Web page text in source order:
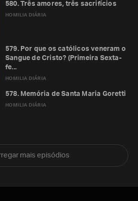
HOMILIA DIÁRIA
580. Três amores, três sacrifícios
HOMILIA DIÁRIA
579. Por que os católicos veneram o
Sangue de Cristo? (Primeira Sexta-
fe...
HOMILIA DIÁRIA
578. Memória de Santa Maria Goretti
mais episódios